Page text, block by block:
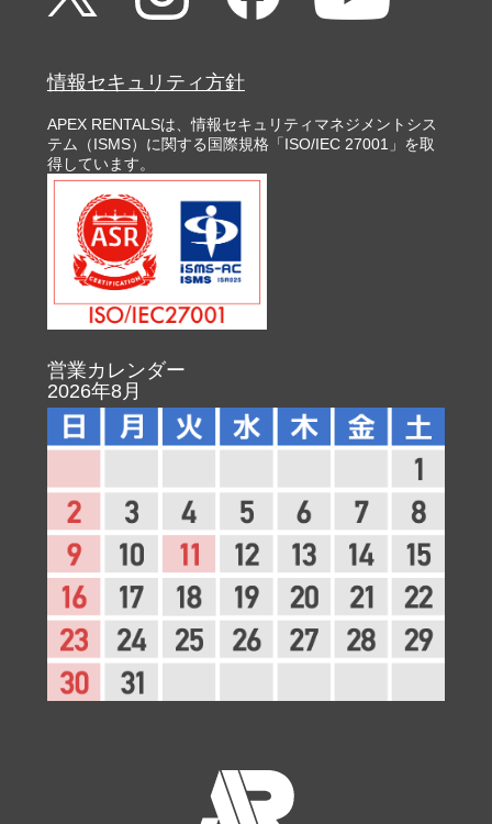
情報セキュリティ方針
APEX RENTALSは、情報セキュリティマネジメントシス
テム（ISMS）に関する国際規格「ISO/IEC 27001」を取
得しています。
営業カレンダー
2026年8月